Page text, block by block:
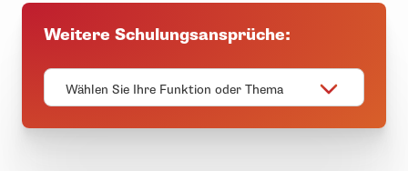
Weitere Schulungsansprüche:
Wählen Sie Ihre Funktion oder Thema